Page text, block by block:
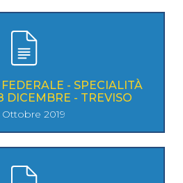
- SPECIALITÀ
DICEMBRE - TREVISO
Ottobre 2019